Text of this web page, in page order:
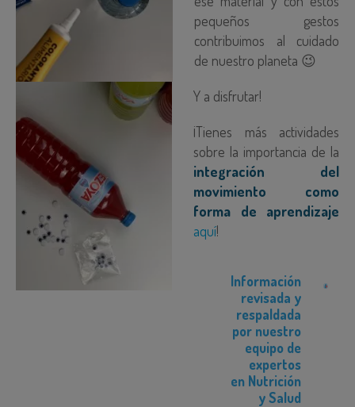
pequeños gestos
contribuimos al cuidado
de nuestro planeta 😉
Y a disfrutar!
¡Tienes más actividades
sobre la importancia de la
integración del
movimiento como
forma de aprendizaje
aquí!
Información
revisada y
respaldada
por nuestro
equipo de
expertos
en Nutrición
y Salud